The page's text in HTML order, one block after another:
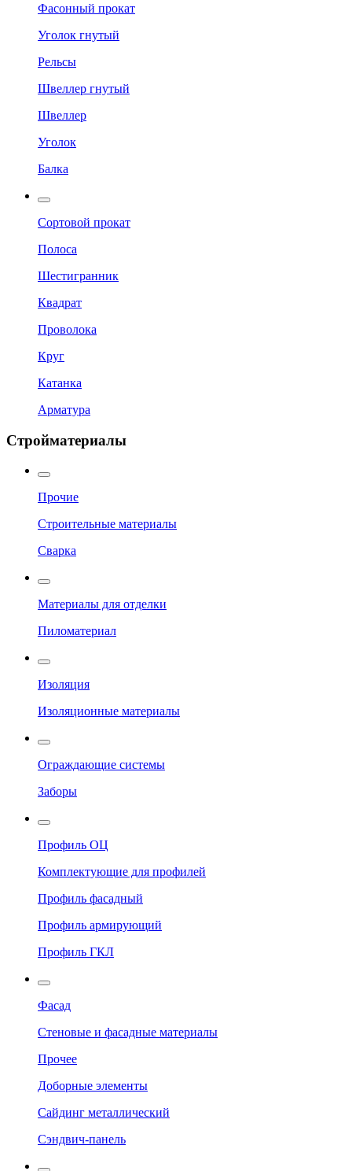
Фасонный прокат
Уголок гнутый
Рельсы
Швеллер гнутый
Швеллер
Уголок
Балка
Сортовой прокат
Полоса
Шестигранник
Квадрат
Проволока
Круг
Катанка
Арматура
Стройматериалы
Прочие
Строительные материалы
Сварка
Материалы для отделки
Пиломатериал
Изоляция
Изоляционные материалы
Ограждающие системы
Заборы
Профиль ОЦ
Комплектующие для профилей
Профиль фасадный
Профиль армирующий
Профиль ГКЛ
Фасад
Стеновые и фасадные материалы
Прочее
Доборные элементы
Сайдинг металлический
Сэндвич-панель